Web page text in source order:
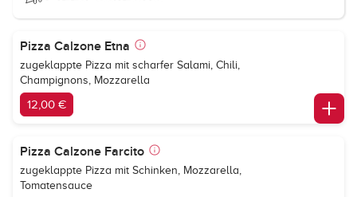
Pizza Calzone Etna
zugeklappte Pizza mit scharfer Salami, Chili,
Champignons, Mozzarella
12,00 €
Pizza Calzone Farcito
zugeklappte Pizza mit Schinken, Mozzarella,
Tomatensauce